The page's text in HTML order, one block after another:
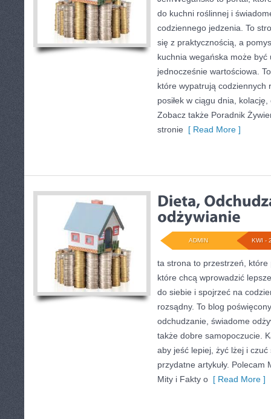
do kuchni roślinnej i
codziennego jedzenia. To
się z praktycznością, a
kuchnia wegańska może
jednocześnie wartościowa.
które wypatrują codziennych
posiłek w ciągu dnia,
Zobacz także Poradnik
stronie [ Read More ]
KWI -
ADMIN
ta strona to przestrzeń, które
które chcą wprowadzić
do siebie i spojrzeć na
rozsądny. To blog
odchudzanie, świadome
także dobre samopoczucie.
aby jeść lepiej, żyć lżej i
przydatne artykuły.
Mity i Fakty o [ Read More ]